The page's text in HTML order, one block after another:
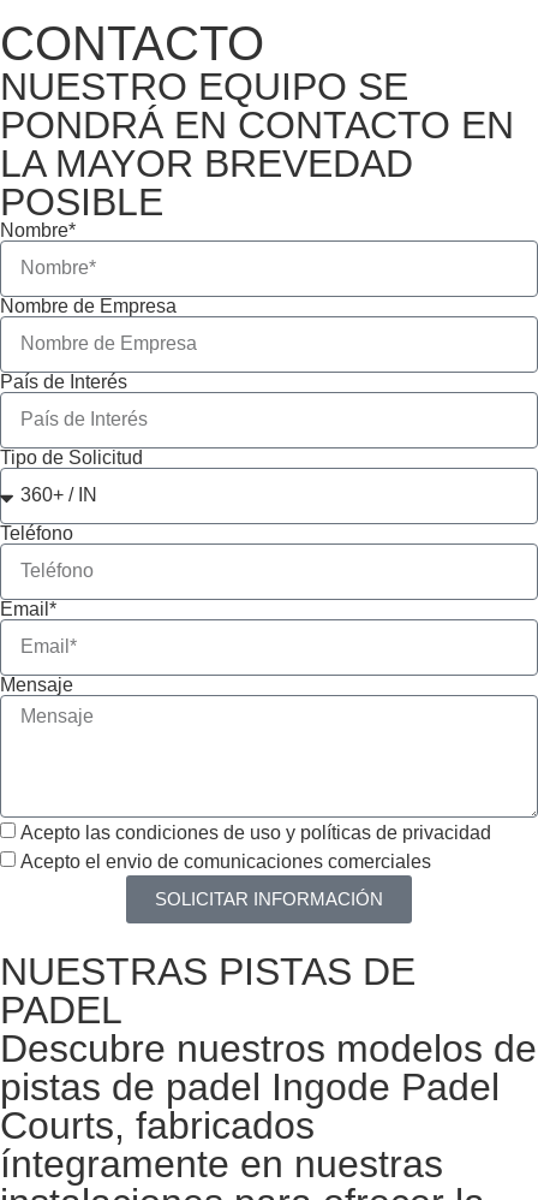
CONTACTO
NUESTRO EQUIPO SE
PONDRÁ EN CONTACTO EN
LA MAYOR BREVEDAD
POSIBLE
Nombre*
Nombre de Empresa
País de Interés
Tipo de Solicitud
Teléfono
Email*
Mensaje
Acepto las condiciones de uso y políticas de privacidad
Acepto el envio de comunicaciones comerciales
SOLICITAR INFORMACIÓN
NUESTRAS PISTAS DE
PADEL
Descubre nuestros modelos de
pistas de padel Ingode Padel
Courts, fabricados
íntegramente en nuestras